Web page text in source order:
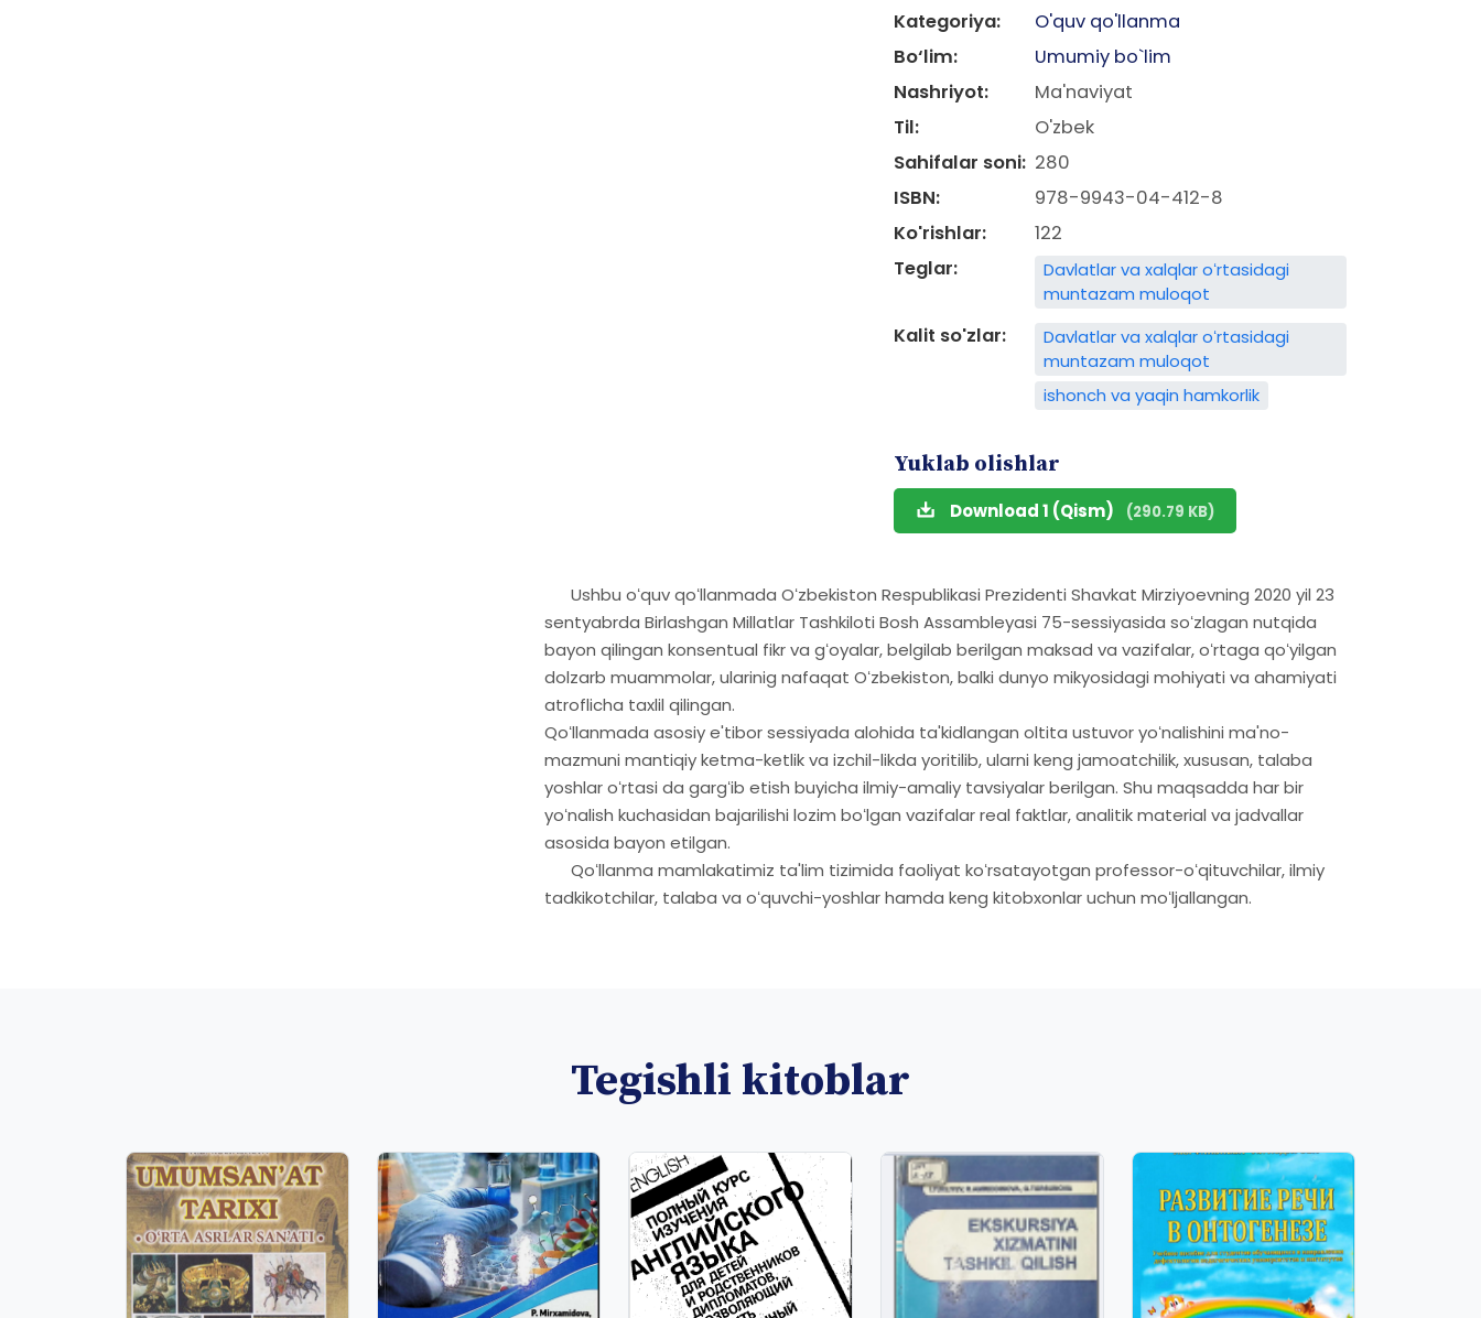
Kategoriya:
O'quv qo'llanma
Bo‘lim:
Umumiy bo`lim
Nashriyot:
Ma'naviyat
Til:
O'zbek
Sahifalar soni: 280
ISBN:
978-9943-04-412-8
Ko'rishlar:
122
Teglar:
Davlatlar va xalqlar oʻrtasidagi
muntazam muloqot
Kalit so'zlar:
Davlatlar va xalqlar oʻrtasidagi
muntazam muloqot
ishonch va yaqin hamkorlik
Yuklab olishlar
Download 1 (Qism) (290.79 KB)
Ushbu oʻquv qoʻllanmada Oʻzbekiston Respublikasi Prezidenti Shavkat Mirziyoevning 2020 yil 23
sentyabrda Birlashgan Millatlar Tashkiloti Bosh Assambleyasi 75-sessiyasida soʻzlagan nutqida
bayon qilingan konsentual fikr va gʻoyalar, belgilab berilgan maksad va vazifalar, oʻrtaga qoʻyilgan
dolzarb muammolar, ularinig nafaqat Oʻzbekiston, balki dunyo mikyosidagi mohiyati va ahamiyati
atroflicha taxlil qilingan.
Qoʻllanmada asosiy e'tibor sessiyada alohida ta'kidlangan oltita ustuvor yoʻnalishini ma'no-
mazmuni mantiqiy ketma-ketlik va izchil-likda yoritilib, ularni keng jamoatchilik, xususan, talaba
yoshlar oʻrtasi da gargʻib etish buyicha ilmiy-amaliy tavsiyalar berilgan. Shu maqsadda har bir
yoʻnalish kuchasidan bajarilishi lozim boʻlgan vazifalar real faktlar, analitik material va jadvallar
asosida bayon etilgan.
Qoʻllanma mamlakatimiz ta'lim tizimida faoliyat koʻrsatayotgan professor-oʻqituvchilar, ilmiy
tadkikotchilar, talaba va oʻquvchi-yoshlar hamda keng kitobxonlar uchun moʻljallangan.
Tegishli kitoblar